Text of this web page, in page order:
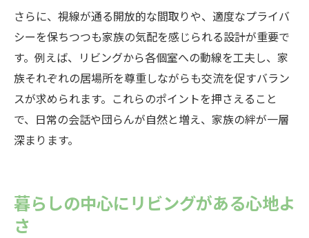
さらに、視線が通る開放的な間取りや、適度なプライバ
シーを保ちつつも家族の気配を感じられる設計が重要で
す。例えば、リビングから各個室への動線を工夫し、家
族それぞれの居場所を尊重しながらも交流を促すバラン
スが求められます。これらのポイントを押さえること
で、日常の会話や団らんが自然と増え、家族の絆が一層
深まります。
暮らしの中心にリビングがある心地よ
さ